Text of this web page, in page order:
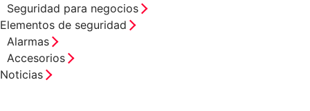
Seguridad para negocios
Elementos de seguridad
Alarmas
Accesorios
Noticias